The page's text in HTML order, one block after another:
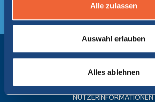
Alle zulassen
Auswahl erlauben
Alles ablehnen
Ich habe die Datenschutzinformationen
DAS UNTERNEHMEN
KUNDENSERVICE
NUTZERINFORMATIONEN